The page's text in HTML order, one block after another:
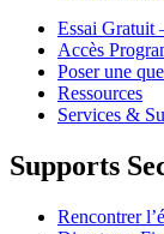
Essai Gratuit
Accès
Poser une
Ressources
Services &
Supports
Rencontrer